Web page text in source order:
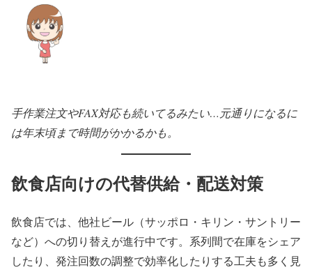
手作業注文やFAX対応も続いてるみたい…元通りになるに
は年末頃まで時間がかかるかも。
飲食店向けの代替供給・配送対策
飲食店では、他社ビール（サッポロ・キリン・サントリー
など）への切り替えが進行中です。系列間で在庫をシェア
したり、発注回数の調整で効率化したりする工夫も多く見